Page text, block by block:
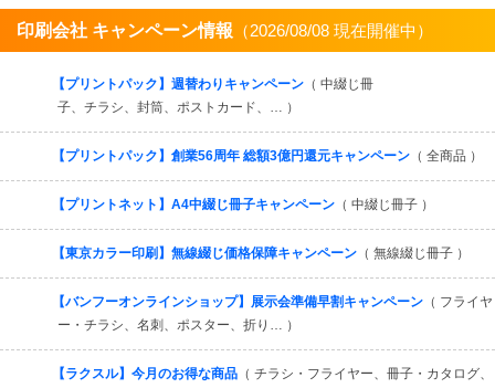
印刷会社 キャンペーン情報 （2026/08/08 現在開催中）
【プリントパック】週替わりキャンペーン （ 中綴じ冊
子、チラシ、封筒、ポストカード、… ）
【プリントパック】創業56周年 総額3億円還元キャンペーン （ 全商品 ）
【プリントネット】A4中綴じ冊子キャンペーン （ 中綴じ冊子 ）
【東京カラー印刷】無線綴じ価格保障キャンペーン （ 無線綴じ冊子 ）
【バンフーオンラインショップ】展示会準備早割キャンペーン （ フライヤ
ー・チラシ、名刺、ポスター、折り… ）
【ラクスル】今月のお得な商品 （ チラシ・フライヤー、冊子・カタログ、